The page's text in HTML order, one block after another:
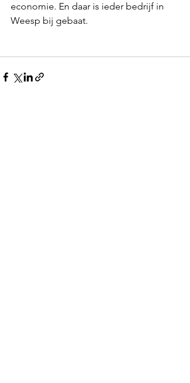
economie. En daar is ieder bedrijf in
Weesp bij gebaat.